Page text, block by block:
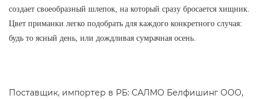
создает своеобразный шлепок, на который сразу бросается хищник.
Цвет приманки легко подобрать для каждого конкретного случая:
будь то ясный день, или дождливая сумрачная осень.
Поставщик, импортер в РБ: САЛМО Белфишинг ООО,